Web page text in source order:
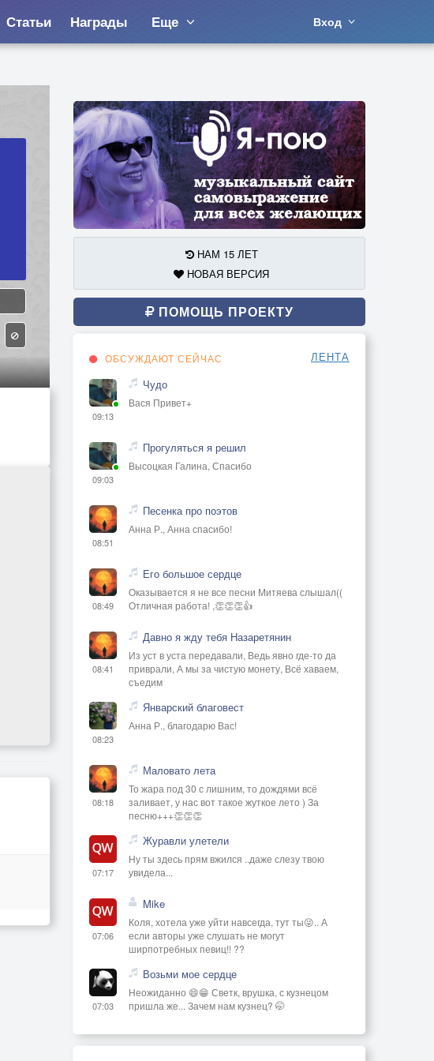
Статьи Награды Еще Вход
НАМ 15 ЛЕТ
НОВАЯ ВЕРСИЯ
ПОМОЩЬ ПРОЕКТУ
ОБСУЖДАЮТ СЕЙЧАС ЛЕНТА
09:13
Чудо
Вася Привет+
09:03
Прогуляться я решил
Высоцкая Галина, Спасибо
08:51
Песенка про поэтов
Анна Р., Анна спасибо!
08:49
Его большое сердце
Оказывается я не все песни Митяева слышал((
Отличная работа! ,👏👏👏👍
08:41
Давно я жду тебя Назаретянин
Из уст в уста передавали, Ведь явно где-то да
приврали, А мы за чистую монету, Всё хаваем,
съедим
08:23
Январский благовест
Анна Р., благодарю Вас!
08:18
Маловато лета
То жара под 30 с лишним, то дождями всё
заливает, у нас вот такое жуткое лето ) За
песню+++👏👏👏
07:17
Журавли улетели
Ну ты здесь прям вжился ..даже слезу твою
увидела...
07:06
Mike
Коля, хотела уже уйти навсегда, тут ты😜.. А
если авторы уже слушать не могут
ширпотребных певиц!! ??
07:03
Возьми мое сердце
Неожиданно 😄😁 Светк, врушка, с кузнецом
пришла же... Зачем нам кузнец? 🤭